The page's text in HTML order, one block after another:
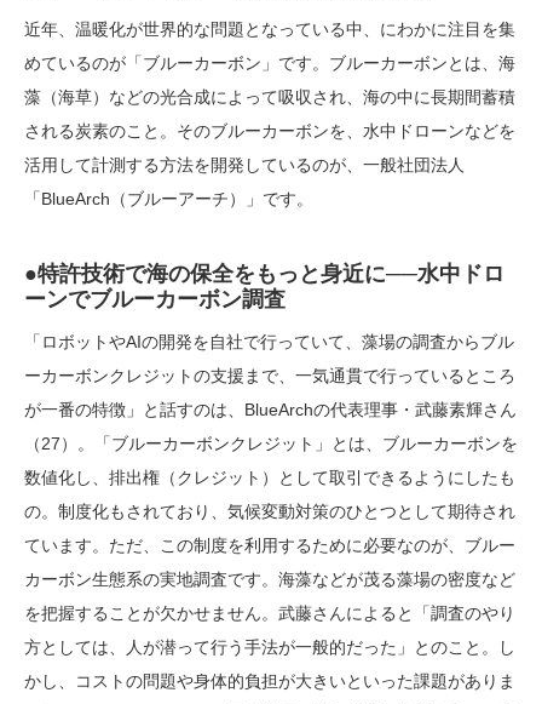
近年、温暖化が世界的な問題となっている中、にわかに注目を集
めているのが「ブルーカーボン」です。ブルーカーボンとは、海
藻（海草）などの光合成によって吸収され、海の中に長期間蓄積
される炭素のこと。そのブルーカーボンを、水中ドローンなどを
活用して計測する方法を開発しているのが、一般社団法人
「BlueArch（ブルーアーチ）」です。
●特許技術で海の保全をもっと身近に──水中ドロ
ーンでブルーカーボン調査
「ロボットやAIの開発を自社で行っていて、藻場の調査からブル
ーカーボンクレジットの支援まで、一気通貫で行っているところ
が一番の特徴」と話すのは、BlueArchの代表理事・武藤素輝さん
（27）。「ブルーカーボンクレジット」とは、ブルーカーボンを
数値化し、排出権（クレジット）として取引できるようにしたも
の。制度化もされており、気候変動対策のひとつとして期待され
ています。ただ、この制度を利用するために必要なのが、ブルー
カーボン生態系の実地調査です。海藻などが茂る藻場の密度など
を把握することが欠かせません。武藤さんによると「調査のやり
方としては、人が潜って行う手法が一般的だった」とのこと。し
かし、コストの問題や身体的負担が大きいといった課題がありま